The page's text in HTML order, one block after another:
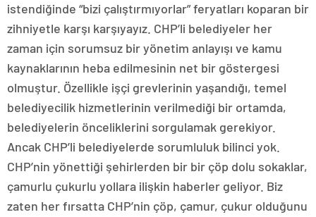
istendiğinde “bizi çalıştırmıyorlar” feryatları koparan bir
zihniyetle karşı karşıyayız. CHP’li belediyeler her
zaman için sorumsuz bir yönetim anlayışı ve kamu
kaynaklarının heba edilmesinin net bir göstergesi
olmuştur. Özellikle işçi grevlerinin yaşandığı, temel
belediyecilik hizmetlerinin verilmediği bir ortamda,
belediyelerin önceliklerini sorgulamak gerekiyor.
Ancak CHP’li belediyelerde sorumluluk bilinci yok.
CHP’nin yönettiği şehirlerden bir bir çöp dolu sokaklar,
çamurlu çukurlu yollara ilişkin haberler geliyor. Biz
zaten her fırsatta CHP’nin çöp, çamur, çukur olduğunu